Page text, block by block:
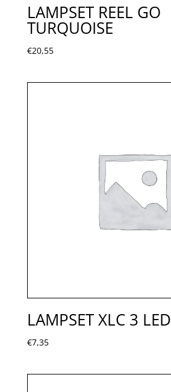
LAMPSET REEL GO
TURQUOISE
€20,55
LAMPSET XLC 3
€7,35